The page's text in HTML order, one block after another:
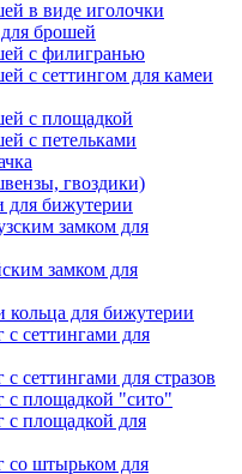
в виде иголочки
брошей
с филигранью
с сеттингом для камеи
с площадкой
с петельками
гвоздики)
бижутерии
замком для
замком для
для бижутерии
с сеттингами для
сеттингами для стразов
с площадкой "сито"
с площадкой для
со штырьком для